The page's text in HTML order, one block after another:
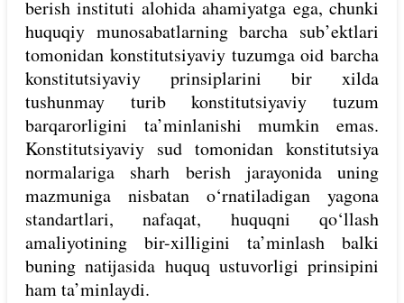
berish instituti alohida ahamiyatga ega, chunki
huquqiy munosabatlarning barcha sub’ektlari
tomonidan konstitutsiyaviy tuzumga oid barcha
konstitutsiyaviy prinsiplarini bir xilda
tushunmay turib konstitutsiyaviy tuzum
barqarorligini ta’minlanishi mumkin emas.
Konstitutsiyaviy sud tomonidan konstitutsiya
normalariga sharh berish jarayonida uning
mazmuniga nisbatan o‘rnatiladigan yagona
standartlari, nafaqat, huquqni qo‘llash
amaliyotining bir-xilligini ta’minlash balki
buning natijasida huquq ustuvorligi prinsipini
ham ta’minlaydi.